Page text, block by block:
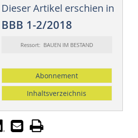
Dieser Artikel erschien in
BBB 1-2/2018
Ressort: BAUEN IM BESTAND
Abonnement
Inhaltsverzeichnis